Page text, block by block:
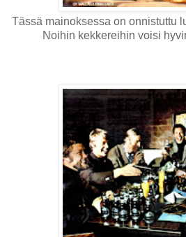
Tässä mainoksessa on onnistuttu
Noihin kekkereihin voisi